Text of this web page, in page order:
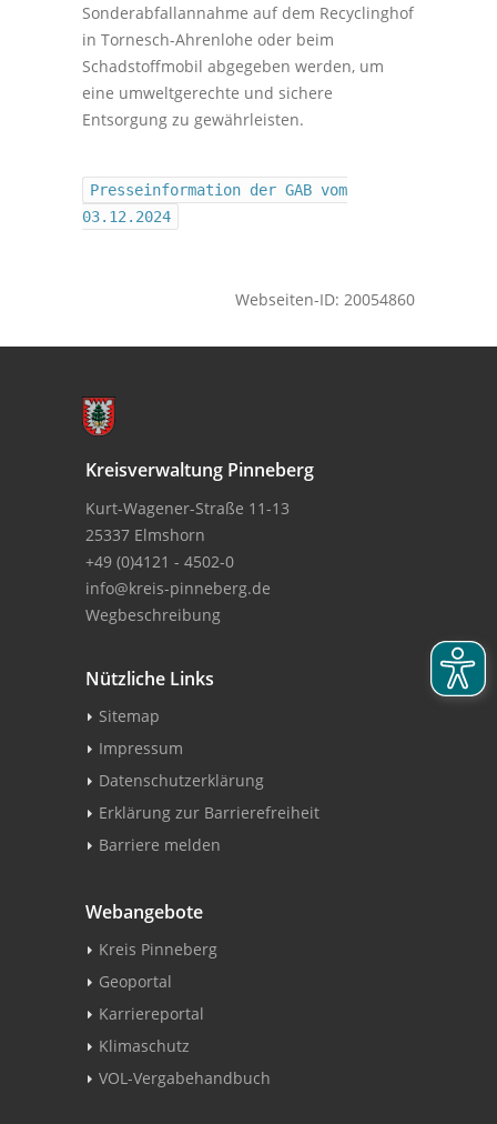
Sonderabfallannahme auf dem Recyclinghof
in Tornesch-Ahrenlohe oder beim
Schadstoffmobil abgegeben werden, um
eine umweltgerechte und sichere
Entsorgung zu gewährleisten.
Presseinformation der GAB vom
03.12.2024
Webseiten-ID: 20054860
Kreisverwaltung Pinneberg
Kurt-Wagener-Straße 11-13
25337 Elmshorn
+49 (0)4121 - 4502-0
info@kreis-pinneberg.de
Wegbeschreibung
Nützliche Links
Sitemap
Impressum
Datenschutzerklärung
Erklärung zur Barrierefreiheit
Barriere melden
Webangebote
Kreis Pinneberg
Geoportal
Karriereportal
Klimaschutz
VOL-Vergabehandbuch